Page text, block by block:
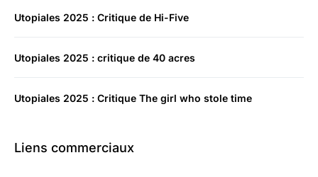
Utopiales 2025 : Critique de Hi-Five
Utopiales 2025 : critique de 40 acres
Utopiales 2025 : Critique The girl who stole time
Liens commerciaux